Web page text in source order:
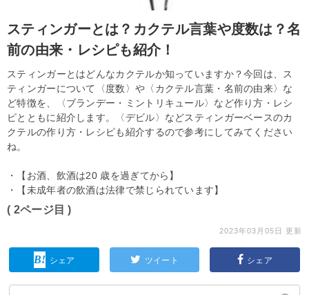
スティンガーとは？カクテル言葉や度数は？名
前の由来・レシピも紹介！
スティンガーとはどんなカクテルか知っていますか？今回は、ス
ティンガーについて〈度数〉や〈カクテル言葉・名前の由来〉な
ど特徴を、〈ブランデー・ミントリキュール〉など作り方・レシ
ピとともに紹介します。〈デビル〉などスティンガーベースのカ
クテルの作り方・レシピも紹介するので参考にしてみてください
ね。
・【お酒、飲酒は20 歳を過ぎてから】
・【未成年者の飲酒は法律で禁じられています】
( 2ページ目 )
2023年03月05日 更新
シェア ツイート シェア